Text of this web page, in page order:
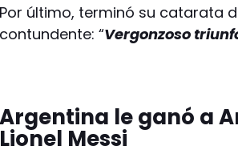
Por último, terminó su catarata
contundente: “Vergonzoso
Argentina le ganó a
Lionel Messi